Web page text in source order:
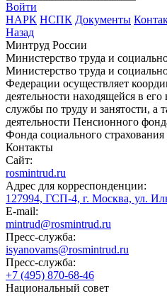
Войти
НАРК НСПК Документы
Назад
Минтруд России
Министерство труда и
Министерство труда и
Федерации осуществляет
деятельности находящейся в
службы по труду и занятости, а
деятельности Пенсионного
Фонда социального
Контакты
Сайт:
rosmintrud.ru
Адрес для корреспонденции:
127994, ГСП-4, г. Москва, ул.
E-mail:
mintrud@rosmintrud.ru
Пресс-служба:
isyanovams@rosmintrud.ru
Пресс-служба:
+7 (495) 870-68-46
Национальный совет